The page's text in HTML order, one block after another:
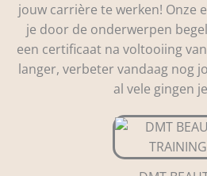
jouw carrière te werken! Onze
je door de onderwerpen
een certificaat na voltooiing
langer, verbeter vandaag nog
al vele gingen